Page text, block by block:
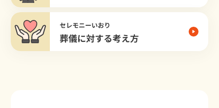
セレモニーいおり
葬儀に対する考え方